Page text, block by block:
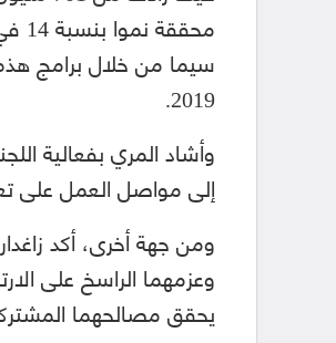
سيما من خلال برامج هذه
2019.
وأشاد المري بفعالية
إلى مواصل العمل على
ومن جهة أخرى، أكد
وعزمهما الراسخ على
يحقق مصالحهما